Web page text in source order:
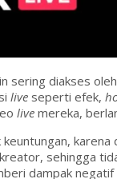
sering diakses
live seperti efek,
live mereka,
sehingga
dampak